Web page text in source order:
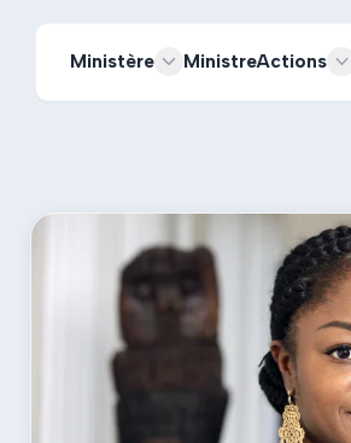
Ministère MinistreActions